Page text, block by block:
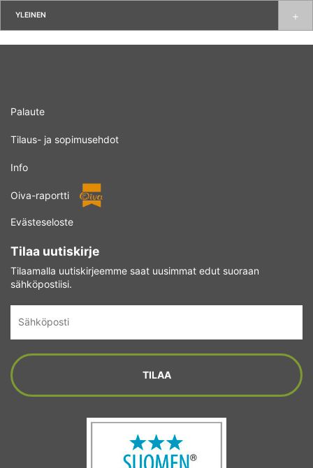
YLEINEN
Palaute
Tilaus- ja sopimusehdot
Info
Oiva-raportti
Evästeseloste
Tilaa uutiskirje
Tilaamalla uutiskirjeemme saat uusimmat edut suoraan
sähköpostiisi.